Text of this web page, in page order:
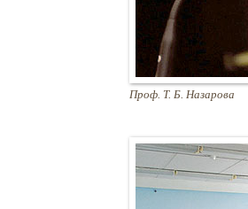
Проф. Т. Б. Назарова